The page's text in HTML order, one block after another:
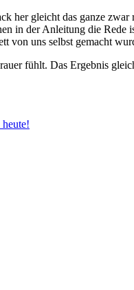
her gleicht das ganze
in der Anleitung die Rede
von uns selbst gemacht
fühlt. Das Ergebnis